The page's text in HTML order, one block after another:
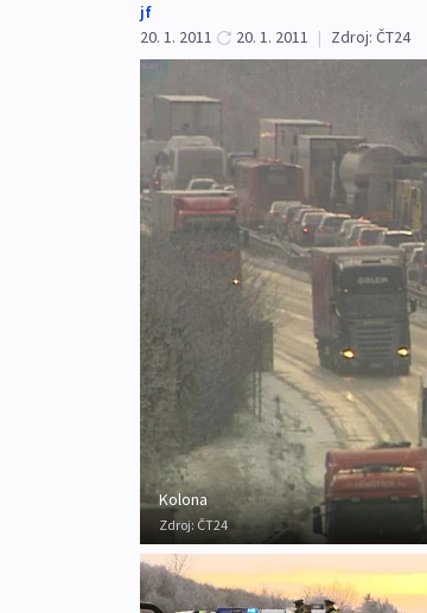
jf
20. 1. 2011
20. 1. 2011 | Zdroj: ČT24
Kolona
Zdroj: ČT24